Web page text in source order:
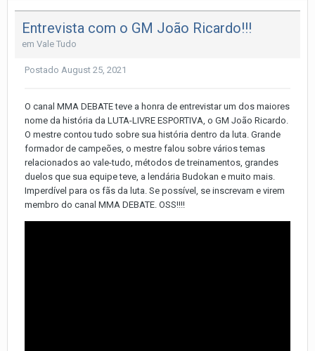
Entrevista com o GM João Ricardo!!!
em Vale Tudo
Postado August 25, 2021
O canal MMA DEBATE teve a honra de entrevistar um dos maiores
nome da história da LUTA-LIVRE ESPORTIVA, o GM João Ricardo.
O mestre contou tudo sobre sua história dentro da luta. Grande
formador de campeões, o mestre falou sobre vários temas
relacionados ao vale-tudo, métodos de treinamentos, grandes
duelos que sua equipe teve, a lendária Budokan e muito mais.
Imperdível para os fãs da luta. Se possível, se inscrevam e virem
membro do canal MMA DEBATE. OSS!!!!